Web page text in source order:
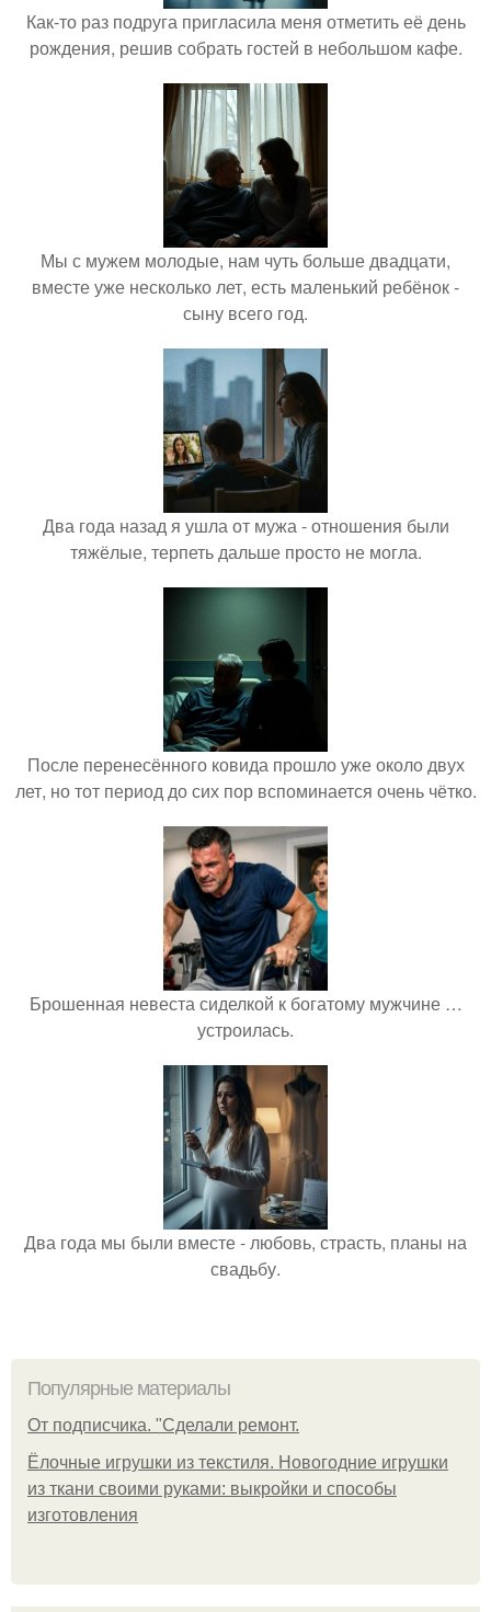
Как-то раз подруга пригласила меня отметить её день
рождения, решив собрать гостей в небольшом кафе.
Мы с мужем молодые, нам чуть больше двадцати,
вместе уже несколько лет, есть маленький ребёнок -
сыну всего год.
Два года назад я ушла от мужа - отношения были
тяжёлые, терпеть дальше просто не могла.
После перенесённого ковида прошло уже около двух
лет, но тот период до сих пор вспоминается очень чётко.
Брошенная невеста сиделкой к богатому мужчине …
устроилась.
Два года мы были вместе - любовь, страсть, планы на
свадьбу.
Популярные материалы
От подписчика. "Сделали ремонт.
Ёлочные игрушки из текстиля. Новогодние игрушки
из ткани своими руками: выкройки и способы
изготовления